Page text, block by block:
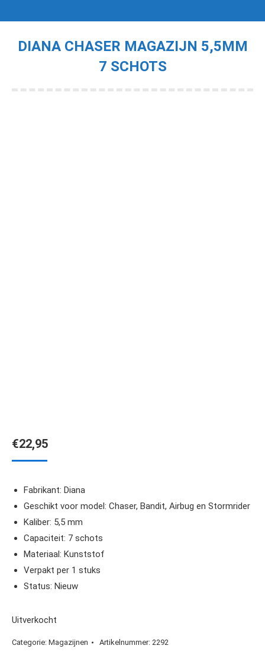
DIANA CHASER MAGAZIJN 5,5MM
7 SCHOTS
€22,95
Fabrikant: Diana
Geschikt voor model: Chaser, Bandit, Airbug en Stormrider
Kaliber: 5,5 mm
Capaciteit: 7 schots
Materiaal: Kunststof
Verpakt per 1 stuks
Status: Nieuw
Uitverkocht
Categorie: Magazijnen Artikelnummer: 2292